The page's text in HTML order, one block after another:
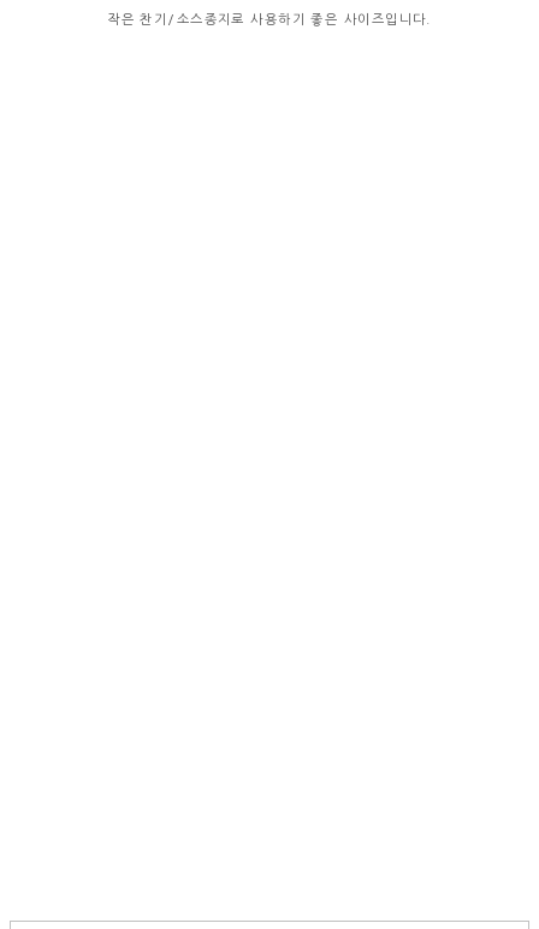
작은 찬기/소스종지로 사용하기 좋은 사이즈입니다.